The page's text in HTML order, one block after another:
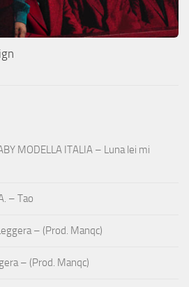
MODELLA ITALIA – Luna lei mi
– Tao
– (Prod. Manqc)
– (Prod. Manqc)